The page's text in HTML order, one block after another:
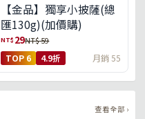
【金品】獨享小披薩(總
匯130g)(加價購)
NT$ 29NT$ 59
TOP 6 4.9折 月銷 55
查看全部 ›